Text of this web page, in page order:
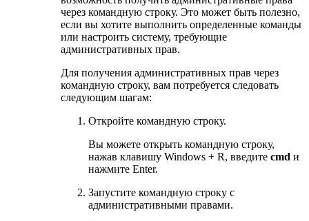
через командную строку. Это может быть полезно,
если вы хотите выполнить определенные команды
или настроить систему, требующие
административных прав.
Для получения административных прав через
командную строку, вам потребуется следовать
следующим шагам:
Откройте командную строку.
Вы можете открыть командную строку,
нажав клавишу Windows + R, введите cmd и
нажмите Enter.
Запустите командную строку с
административными правами.